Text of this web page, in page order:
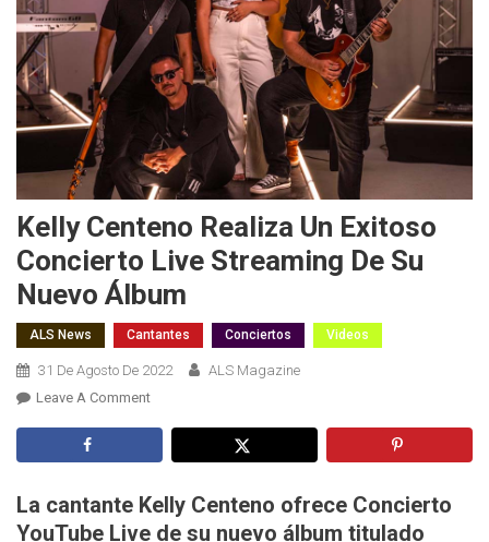
Kelly Centeno Realiza Un Exitoso
Concierto Live Streaming De Su
Nuevo Álbum
ALS News Cantantes Conciertos Videos
31 De Agosto De 2022
ALS Magazine
Leave A CommentOn
Un
Exitoso
La cantante Kelly Centeno ofrece Concierto
YouTube Live de su nuevo álbum titulado